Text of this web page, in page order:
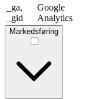
_ga,
_gid
Google
Analytics
Markedsføring